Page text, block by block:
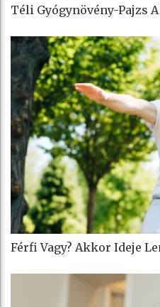
Téli Gyógynövény-Pajzs
Férfi Vagy? Akkor Ideje